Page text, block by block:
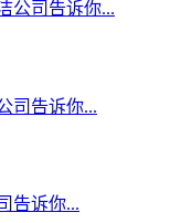
公司告诉你...
司告诉你...
告诉你...